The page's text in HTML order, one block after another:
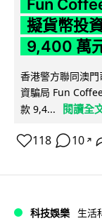
Fun
擬貨幣投
9,400 萬
香港警方聯同澳
資騙局 Fun
款 9,4...
閱讀全
118 10 ↗
科技娛樂 生活